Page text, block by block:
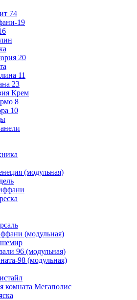
74
19
20
11
23
Крем
8
10
(модульная)
(модульная)
96 (модульная)
98 (модульная)
комната Мегаполис